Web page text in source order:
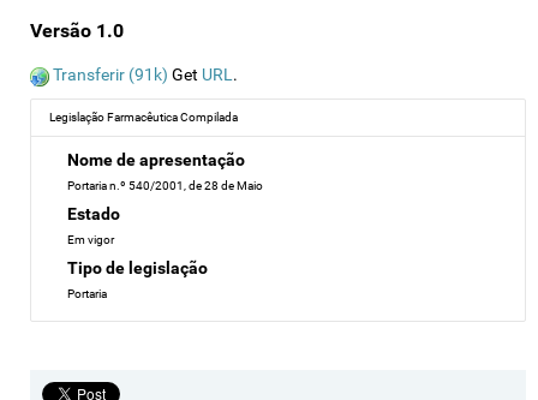
Versão 1.0
Transferir (91k) Get URL.
Legislação Farmacêutica Compilada
Nome de apresentação
Portaria n.º 540/2001, de 28 de Maio
Estado
Em vigor
Tipo de legislação
Portaria